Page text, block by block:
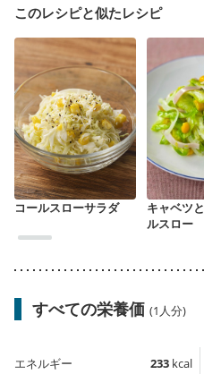
このレシピと似たレシピ
コールスローサラダ
キャベツ
ルスロー
すべての栄養価 (1人分)
エネルギー 233 kcal